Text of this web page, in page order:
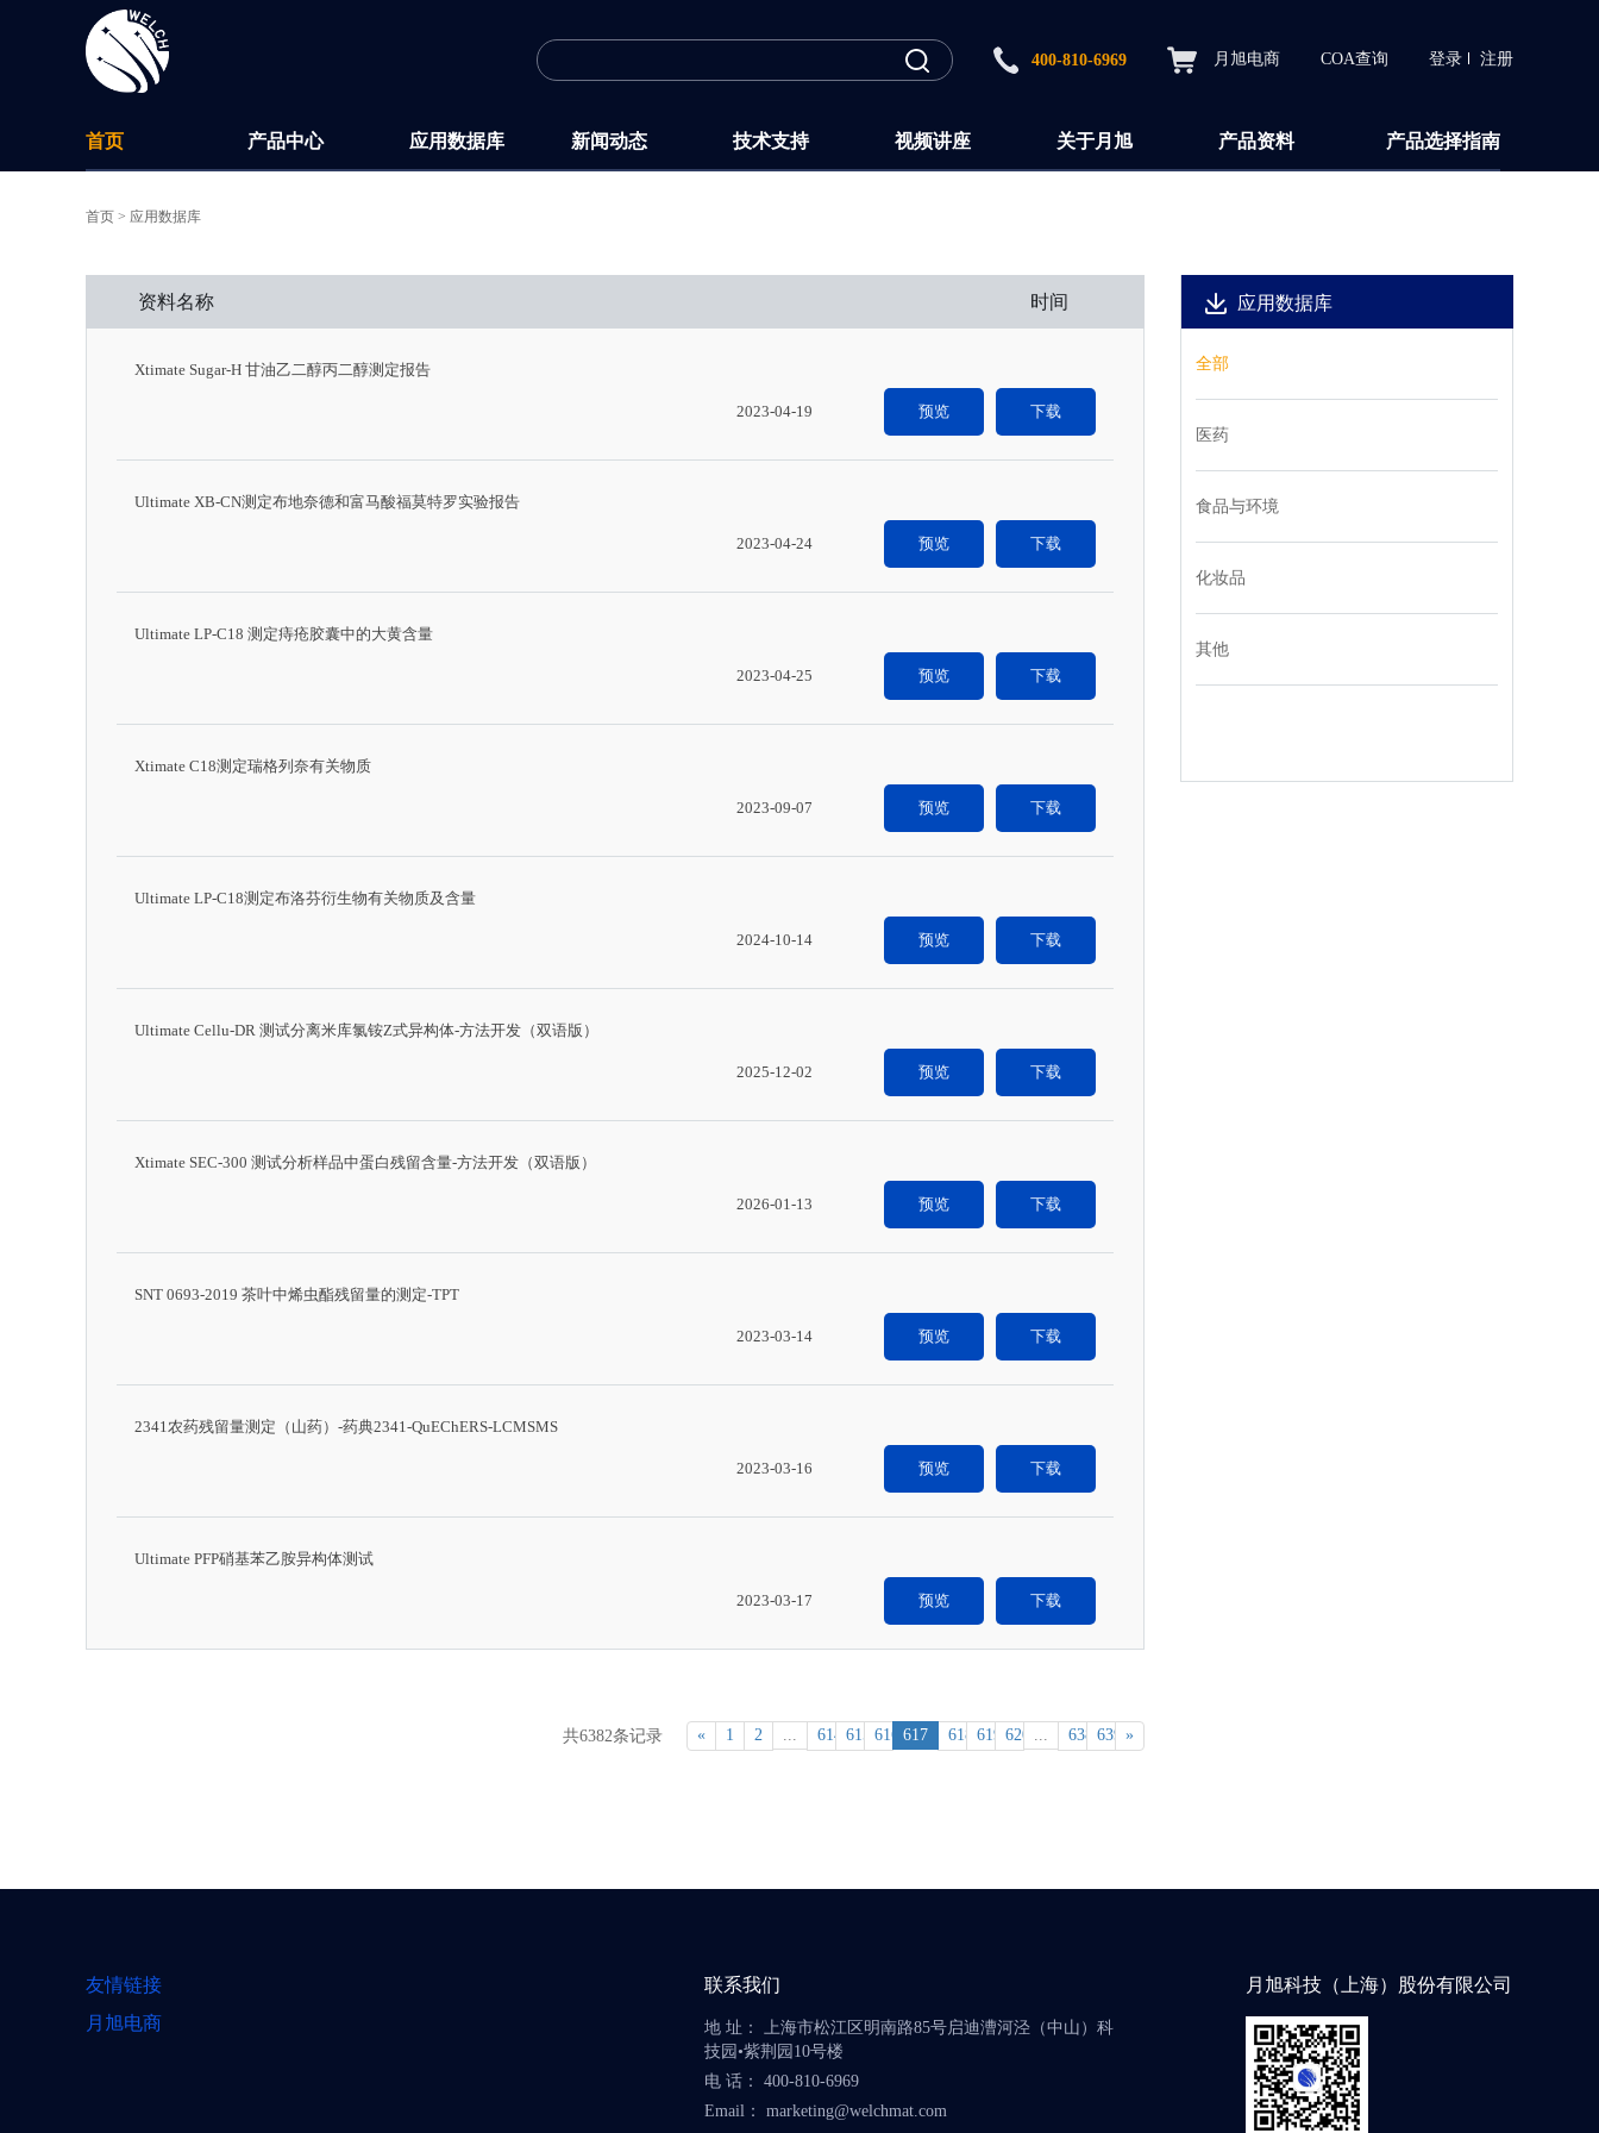
400-810-6969 月旭电商 COA查询 登录 注册
首页 产品中心 应用数据库 新闻动态 技术支持 视频讲座 关于月旭 产品资料 产品选择指南
首页 > 应用数据库
资料名称 时间
Xtimate Sugar-H 甘油乙二醇丙二醇测定报告
下载
预览
2023-04-19
Ultimate XB-CN测定布地奈德和富马酸福莫特罗实验报告
下载
预览
2023-04-24
Ultimate LP-C18 测定痔疮胶囊中的大黄含量
下载
预览
2023-04-25
Xtimate C18测定瑞格列奈有关物质
下载
预览
2023-09-07
Ultimate LP-C18测定布洛芬衍生物有关物质及含量
下载
预览
2024-10-14
Ultimate Cellu-DR 测试分离米库氯铵Z式异构体-方法开发（双语版）
下载
预览
2025-12-02
Xtimate SEC-300 测试分析样品中蛋白残留含量-方法开发（双语版）
下载
预览
2026-01-13
SNT 0693-2019 茶叶中烯虫酯残留量的测定-TPT
下载
预览
2023-03-14
2341农药残留量测定（山药）-药典2341-QuEChERS-LCMSMS
下载
预览
2023-03-16
Ultimate PFP硝基苯乙胺异构体测试
下载
预览
2023-03-17
共6382条记录 « 1 2 ... 614 615 616 617 618 619 620 ... 638 639 »
应用数据库
全部
医药
食品与环境
化妆品
其他
友情链接
月旭电商
联系我们
地 址： 上海市松江区明南路85号启迪漕河泾（中山）科
技园•紫荆园10号楼
电 话： 400-810-6969
Email： marketing@welchmat.com
月旭科技（上海）股份有限公司